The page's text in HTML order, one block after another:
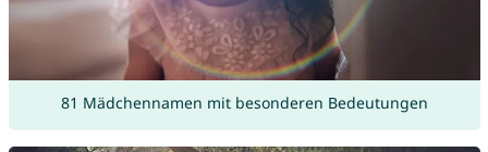
81 Mädchennamen mit besonderen Bedeutungen